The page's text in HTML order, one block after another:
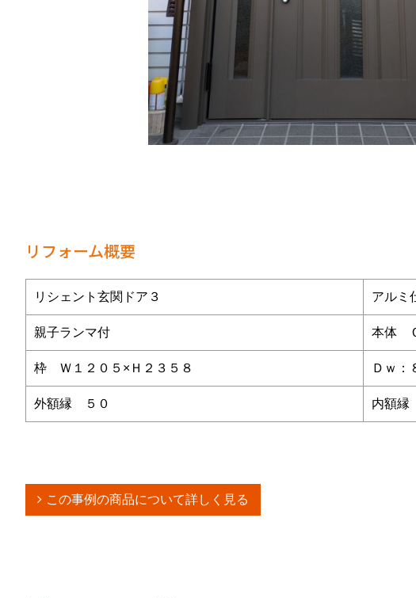
リフォーム概要
リシェント玄関ドア３ アルミ
親子ランマ付 本体
枠 Ｗ１２０５×Ｈ２３５８ Ｄｗ
外額縁 ５０ 内額
この事例の商品について詳しく見る